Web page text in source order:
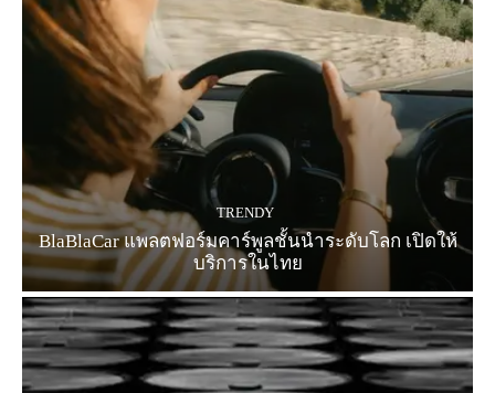
TRENDY
BlaBlaCar แพลตฟอร์มคาร์พูลชั้นนำระดับโลก เปิดให้
บริการในไทย